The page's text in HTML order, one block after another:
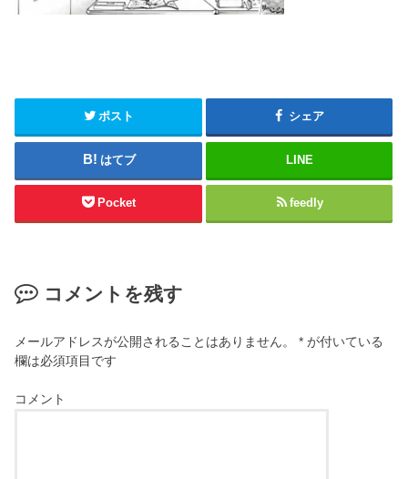
ポスト シェア
はてブ LINE
Pocket feedly
コメントを残す
メールアドレスが公開されることはありません。 * が付いている
欄は必須項目です
コメント